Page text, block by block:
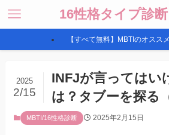
16性格タイプ診
【すべて無料】MBTIのオスス
INFJが言ってはい
は？タブーを探る
2025
2/15
MBTI/16性格診断 2025年2月15日